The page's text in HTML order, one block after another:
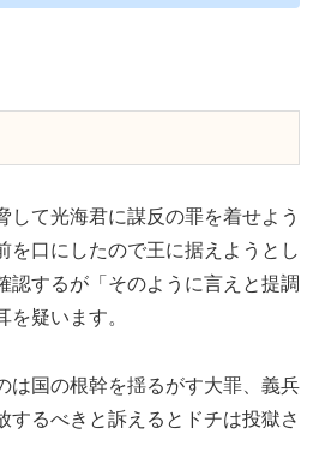
して光海君に謀反の罪を着せよう
を口にしたので王に据えようとし
認するが「そのように言えと提調
を疑います。
は国の根幹を揺るがす大罪、義兵
するべきと訴えるとドチは投獄さ